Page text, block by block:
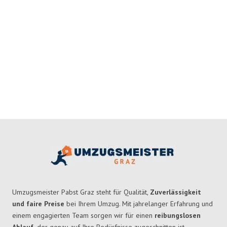
Umzugsmeister Pabst Graz steht für Qualität, Zuverlässigkeit
und faire Preise bei Ihrem Umzug. Mit jahrelanger Erfahrung und
einem engagierten Team sorgen wir für einen reibungslosen